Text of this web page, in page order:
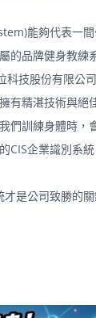
能夠代表一
的品牌健身教練
科技股份有限
有精湛技術與
們訓練身體時
CIS企業識別系
才是公司致勝的